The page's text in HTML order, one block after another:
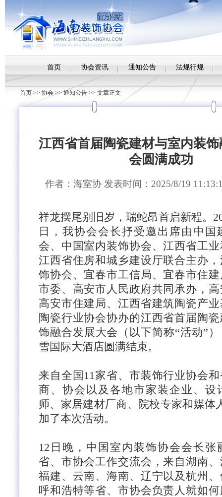
首页 协会资讯 通知公告 法规行规
首页 >> 协会 >>通知公告 >> 文章正文
江西省首届陶瓷建材与室内装
会圆满成功
作者：海室协 发表时间：2025/8/19
祥龙摆尾别旧岁，瑞蛇昂首启新程。
日，我协会会长抒受邀出席由中国
会、中国室内装饰协会、江西省工
江西省住房和城乡建设厅联合主办
饰协会、宜春市工信局、宜春市住
市委、高安市人民政府共同承办，
高安市住建局、江西省建筑陶瓷产
陶瓷行业协会协办的江西省首届陶
饰融合发展大会（以下简称“活动”
雪国际大酒店圆满结束。
来自全国 11家省、市装饰行业协会
商、协会以及各地市家装企业、设
师、家居建材厂商、院校专家和媒体
加了本次活动。
12日晚，中国室内装饰协会会长张
省、市协会工作交流会，来自湖南
福建、云南、海南、辽宁以及杭州
呼和浩特等省、市协会负责人就如